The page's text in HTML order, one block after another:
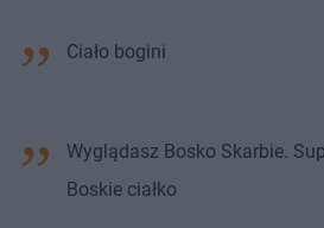
Ciało bogini
Wyglądasz Bosko Skarbie.
Boskie ciałko